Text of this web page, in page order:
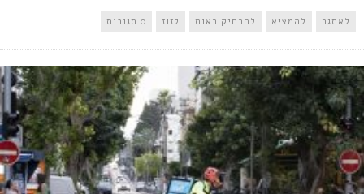
לאתגר להמציא להרחיק ראות לזוז 0 תגובות